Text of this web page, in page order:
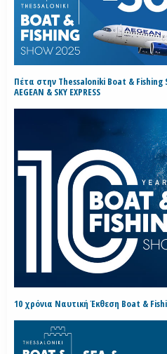
Πέτα στην Thessaloniki Boat & Fishing
AEGEAN & SKY EXPRESS
10 χρόνια Ναυτική Έκθεση Boat &